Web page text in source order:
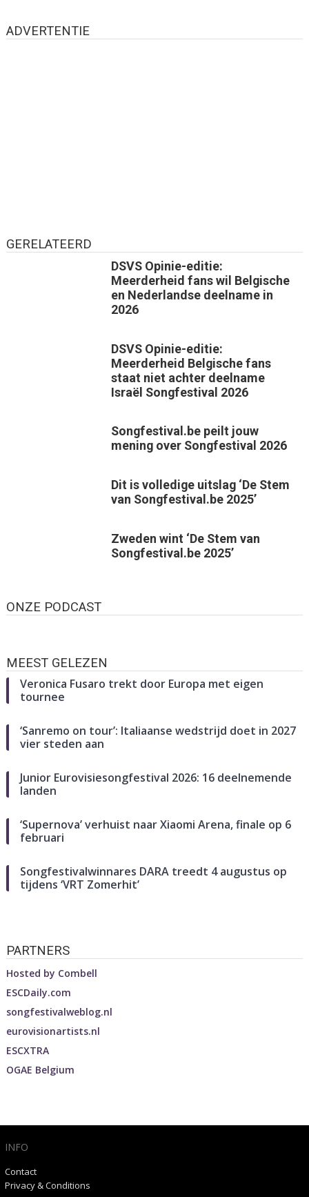
ADVERTENTIE
GERELATEERD
DSVS Opinie-editie:
Meerderheid fans wil Belgische
en Nederlandse deelname in
2026
DSVS Opinie-editie:
Meerderheid Belgische fans
staat niet achter deelname
Israël Songfestival 2026
Songfestival.be peilt jouw
mening over Songfestival 2026
Dit is volledige uitslag ‘De Stem
van Songfestival.be 2025’
Zweden wint ‘De Stem van
Songfestival.be 2025’
ONZE PODCAST
MEEST GELEZEN
Veronica Fusaro trekt door Europa met eigen
tournee
‘Sanremo on tour’: Italiaanse wedstrijd doet in 2027
vier steden aan
Junior Eurovisiesongfestival 2026: 16 deelnemende
landen
‘Supernova’ verhuist naar Xiaomi Arena, finale op 6
februari
Songfestivalwinnares DARA treedt 4 augustus op
tijdens ‘VRT Zomerhit’
PARTNERS
Hosted by Combell
ESCDaily.com
songfestivalweblog.nl
eurovisionartists.nl
ESCXTRA
OGAE Belgium
INFO
Contact
Privacy & Conditions